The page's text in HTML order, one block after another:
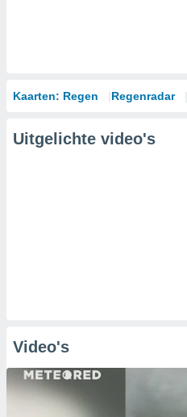
Kaarten: Regen Regenradar
Uitgelichte video's
Video's